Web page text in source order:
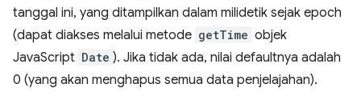
tanggal ini, yang ditampilkan dalam milidetik sejak epoch
(dapat diakses melalui metode getTime objek
JavaScript Date ). Jika tidak ada, nilai defaultnya adalah
0 (yang akan menghapus semua data penjelajahan).